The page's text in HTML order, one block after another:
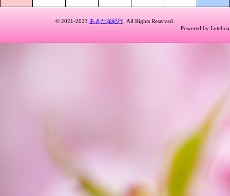
© 2021-2023 あきた花紀行 , All Rights Reserved.
Powered by Lytebox